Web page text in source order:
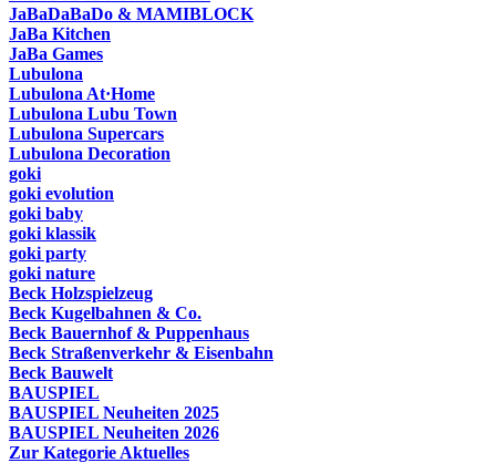
JaBaDaBaDo & MAMIBLOCK
JaBa Kitchen
JaBa Games
Lubulona
Lubulona At·Home
Lubulona Lubu Town
Lubulona Supercars
Lubulona Decoration
goki
goki evolution
goki baby
goki klassik
goki party
goki nature
Beck Holzspielzeug
Beck Kugelbahnen & Co.
Beck Bauernhof & Puppenhaus
Beck Straßenverkehr & Eisenbahn
Beck Bauwelt
BAUSPIEL
BAUSPIEL Neuheiten 2025
BAUSPIEL Neuheiten 2026
Zur Kategorie Aktuelles